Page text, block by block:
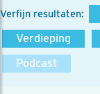
Verfijn resultaten:
Verdieping
Podcast